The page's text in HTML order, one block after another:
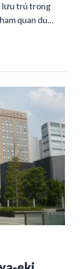
lưu trú trong
quan du…